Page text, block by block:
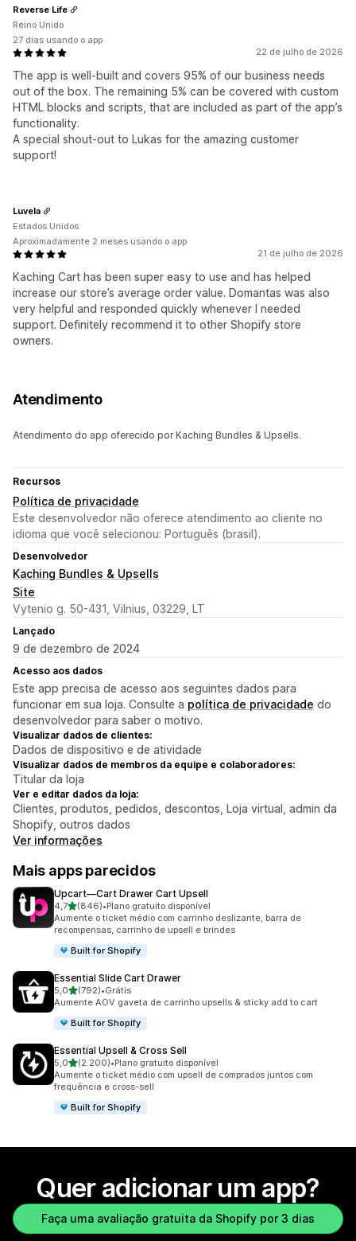
22 de julho de 2026
The app is well-built and covers 95% of our business needs
out of the box. The remaining 5% can be covered with custom
HTML blocks and scripts, that are included as part of the app’s
functionality.
A special shout-out to Lukas for the amazing customer
support!
Reverse Life
Reino Unido
27 dias usando o app
21 de julho de 2026
Kaching Cart has been super easy to use and has helped
increase our store’s average order value. Domantas was also
very helpful and responded quickly whenever I needed
support. Definitely recommend it to other Shopify store
owners.
Luvela
Estados Unidos
Aproximadamente 2 meses usando o app
Atendimento
Atendimento do app oferecido por Kaching Bundles & Upsells.
Recursos
Política de privacidade
Este desenvolvedor não oferece atendimento ao cliente no
idioma que você selecionou: Português (brasil).
Desenvolvedor
Kaching Bundles & Upsells
Site
Vytenio g. 50-431, Vilnius, 03229, LT
Lançado
9 de dezembro de 2024
Acesso aos dados
Este app precisa de acesso aos seguintes dados para
funcionar em sua loja. Consulte a política de privacidade do
desenvolvedor para saber o motivo.
Visualizar dados de clientes:
Dados de dispositivo e de atividade
Visualizar dados de membros da equipe e colaboradores:
Titular da loja
Ver e editar dados da loja:
Clientes, produtos, pedidos, descontos, Loja virtual, admin da
Shopify, outros dados
Ver informações
Mais apps parecidos
Upcart—Cart Drawer Cart Upsell
4,7de 5 estrelas
(846)
846 avaliações ao todo
•Plano gratuito disponível
Aumente o ticket médio com carrinho deslizante, barra de
recompensas, carrinho de upsell e brindes
Built for Shopify
Essential Slide Cart Drawer
5,0de 5 estrelas
(792)
792 avaliações ao todo
•Grátis
Aumente AOV gaveta de carrinho upsells & sticky add to cart
Built for Shopify
Essential Upsell & Cross Sell
5,0de 5 estrelas
(2.200)
2200 avaliações ao todo
•Plano gratuito disponível
Aumente o ticket médio com upsell de comprados juntos com
frequência e cross-sell
Built for Shopify
Quer adicionar um app?
Faça uma avaliação gratuita da Shopify por 3 dias